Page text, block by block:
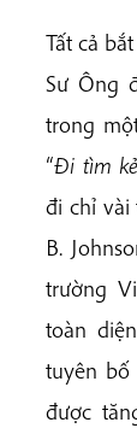
Tất cả
Sư Ông
trong
“Đi tìm
đi chỉ vài
B.
trường
toàn
tuyên bố
được